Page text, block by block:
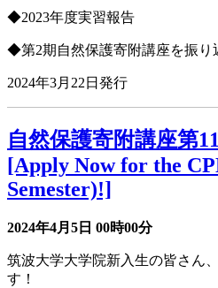
◆2023年度実習報告
◆第2期自然保護寄附講座を振り
2024年3月22日発行
自然保護寄附講座第
[Apply Now for the
Semester)!]
2024年4月5日 00時00分
筑波大学大学院新入生の皆さん
す！